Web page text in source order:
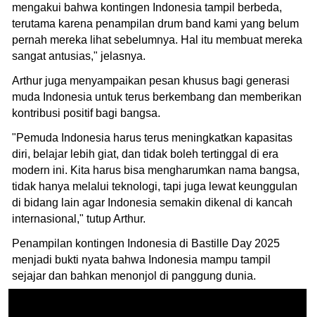
mengakui bahwa kontingen Indonesia tampil berbeda,
terutama karena penampilan drum band kami yang belum
pernah mereka lihat sebelumnya. Hal itu membuat mereka
sangat antusias," jelasnya.
Arthur juga menyampaikan pesan khusus bagi generasi
muda Indonesia untuk terus berkembang dan memberikan
kontribusi positif bagi bangsa.
"Pemuda Indonesia harus terus meningkatkan kapasitas
diri, belajar lebih giat, dan tidak boleh tertinggal di era
modern ini. Kita harus bisa mengharumkan nama bangsa,
tidak hanya melalui teknologi, tapi juga lewat keunggulan
di bidang lain agar Indonesia semakin dikenal di kancah
internasional," tutup Arthur.
Penampilan kontingen Indonesia di Bastille Day 2025
menjadi bukti nyata bahwa Indonesia mampu tampil
sejajar dan bahkan menonjol di panggung dunia.